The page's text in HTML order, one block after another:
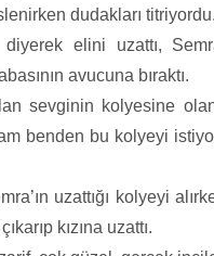
dudakları titriyordu.
diyerek elini uzattı,
avucuna bıraktı.
sevginin kolyesine
benden bu kolyeyi
uzattığı kolyeyi
kızına uzattı.